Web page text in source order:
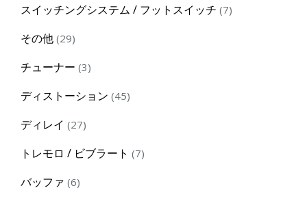
スイッチングシステム / フットスイッチ 77
その他 2929
チューナー 33
ディストーション 4545
ディレイ 2727
トレモロ / ビブラート 77
バッファ 66